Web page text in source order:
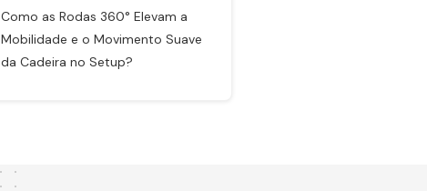
Como as Rodas 360° Elevam a
Mobilidade e o Movimento Suave
da Cadeira no Setup?